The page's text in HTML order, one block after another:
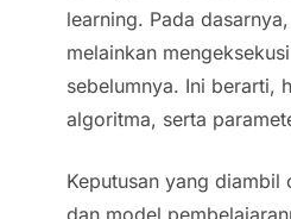
learning. Pada
melainkan
sebelumnya. Ini berarti,
algoritma, serta
Keputusan yang diambil
dan model